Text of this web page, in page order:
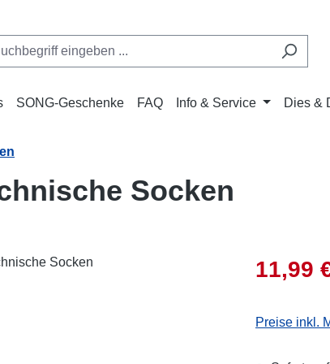
SONG-Geschenke FAQ Info & Service Dies &
Socken
11,99
Preise inkl.